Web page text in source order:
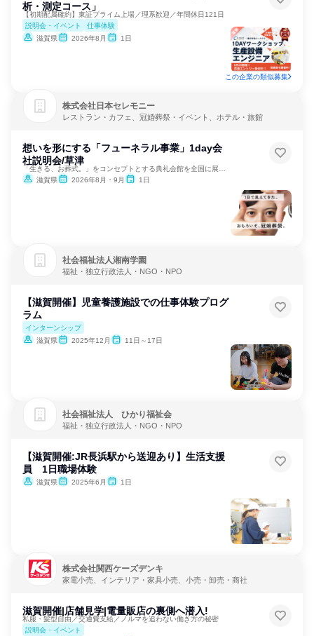
析・測定コース」
【初期配属確約】東証プライム上場／理系歓迎／年間休日121日
説明会・イベント
仕事体験
滋賀県
2026年8月 1日
この企業の類似募集
株式会社日本セレモニー
レストラン・カフェ、冠婚葬祭・イベント、ホテル・旅館
想いを形にする「フューネラル事業」1day会
社説明会/草津
滋賀県
2026年8月・9月 1日
社会福祉法人湘南学園
福祉・独立行政法人・NGO・NPO
【滋賀開催】児童養護施設での仕事体験プログ
ラム
インターンシップ
滋賀県
2025年12月 11日～17日
社会福祉法人 ひかり福祉会
福祉・独立行政法人・NGO・NPO
【滋賀開催:JR長浜駅から送迎あり】生活支援
員 1日職場体験
滋賀県 2025年6月 1日
株式会社関西ケーズデンキ
家電小売、インテリア・家具小売、小売・卸売・商社
滋賀開催|店舗見学|電量販店の裏側へ潜入!
私服・髪型自由／交通費支給／ノルマを追わない働き方の秘密
説明会・イベント